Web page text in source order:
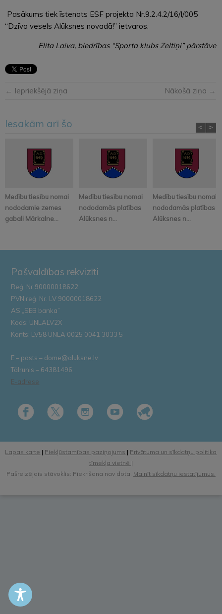
Pasākums tiek īstenots ESF projekta Nr.9.2.4.2/16/I/005
“Dzīvo vesels Alūksnes novadā!” ietvaros.
Elita Laiva, biedrības “Sporta klubs Zeltiņi” pārstāve
← Iepriekšējā ziņa Nākošā ziņa →
Iesakām arī šo
Medību tiesību nomai
nododamie zemes
gabali Mārkalne...
Medību tiesību nomai
nododamās platības
Alūksnes n...
Medību tiesību nomai
nododamās platības
Alūksnes n...
< >
Pašvaldības rekvizīti
Reģ. Nr.90000018622
PVN reģ. Nr. LV 90000018622
AS „SEB banka”
Kods: UNLALV2X
Konts: LV58 UNLA 0025 0041 3033 5
E – pasts – dome@aluksne.lv
Tālrunis – 64381496
E-adrese
Lapas karte | Piekļūstamības paziņojums | Privātuma un sīkdatņu politika
tīmekļa vietnē |
Pašreizējais stāvoklis: Piekrišana nav dota. Mainīt sīkdatņu iestatījumus.